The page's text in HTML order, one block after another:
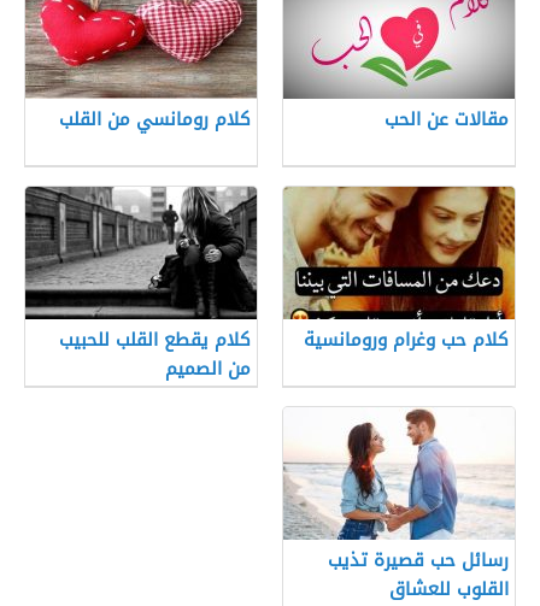
مقالات عن الحب كلام رومانسي من القلب
كلام حب وغرام ورومانسية
كلام يقطع القلب للحبيب
من الصميم
رسائل حب قصيرة تذيب
القلوب للعشاق